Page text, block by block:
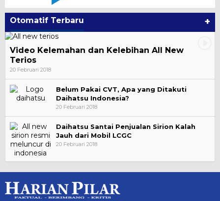
Otomatif Terbaru +
Video Kelemahan dan Kelebihan All New
Terios
20 Februari 2018
Belum Pakai CVT, Apa yang Ditakuti
Daihatsu Indonesia?
20 Februari 2018
Daihatsu Santai Penjualan Sirion Kalah
Jauh dari Mobil LCGC
20 Februari 2018